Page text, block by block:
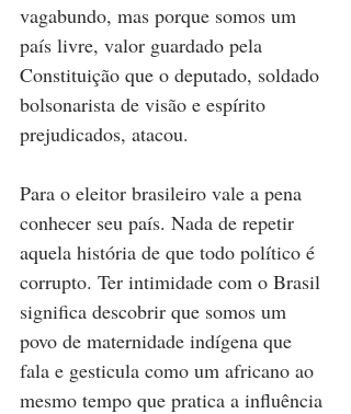
vagabundo, mas porque somos um
país livre, valor guardado pela
Constituição que o deputado, soldado
bolsonarista de visão e espírito
prejudicados, atacou.
Para o eleitor brasileiro vale a pena
conhecer seu país. Nada de repetir
aquela história de que todo político é
corrupto. Ter intimidade com o Brasil
significa descobrir que somos um
povo de maternidade indígena que
fala e gesticula como um africano ao
mesmo tempo que pratica a influência